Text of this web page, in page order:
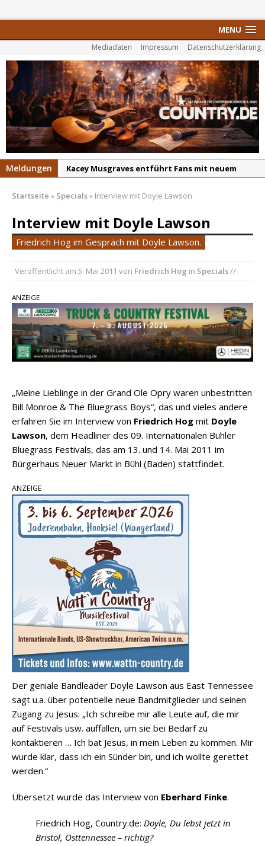
MENU
Mediadaten Impressum Datenschutzerklärung
Meldungen
Carter Faith mit brandneuem Musikvideo zu
Son Volt – „Sound Signal Serenades“ erscheint
am 28. August
Country Music Hot News – 2. August 2026: Dolly
Parton, Bill Anderson und Shaboozey im Fokus
Chris Johnson & The Hollywood Hillbillies
Danke für Euer Vertrauen: Country.de erreicht
täglich rund 10.000 Leser
Kacey Musgraves entführt Fans mit neuem
Video zu „Mexico Honey“
Startseite » Specials» Interview mit Doyle Lawson
Interview mit Doyle Lawson
Friedrich Hog im Gespräch mit Doyle Lawson.
Veröffentlicht am 5. Mai 2011 von Friedrich Hog in Specials//
ANZEIGE
„Meine Lieblinge in der Grand Ole Opry waren unbestritten
Bill Monroe & The Bluegrass Boys“, das und vieles andere
erfahren Sie im Interview von Friedrich Hog mit Doyle
Lawson, dem Headliner des 09. Internationalen Bühler
Bluegrass Festivals, das am 13. und 14. Mai 2011 im
Bürgerhaus Neuer Markt in Bühl (Baden) stattfindet.
ANZEIGE
Der geniale Bandleader Doyle Lawson aus East Tennessee
sagt u.a. über potentielle neue Bandmitglieder und seinen
Zugang zu Jesus: „Ich schreibe mir alle Leute auf, die mir
auf Festivals usw. auffallen, um sie bei Bedarf zu
kontaktieren … Ich bat Jesus, in mein Leben zu kommen. Mir
wurde klar, dass ich ein Sünder bin, und ich wollte gerettet
werden.“
Übersetzt wurde das Interview von Eberhard Finke.
Friedrich Hog, Country.de: Doyle, Du lebst jetzt in
Bristol, Osttennessee – richtig?